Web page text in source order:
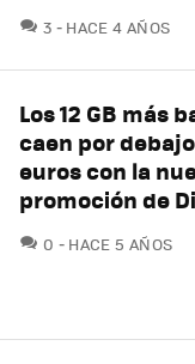
3 COMENTARIOS
HACE 4 AÑOS
Los 12 GB más
caen por
euros con la
promoción de
0 COMENTARIOS
HACE 5 AÑOS